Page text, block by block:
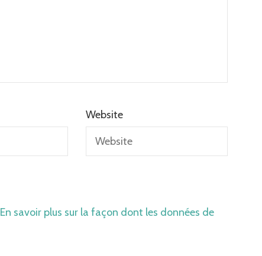
Website
En savoir plus sur la façon dont les données de